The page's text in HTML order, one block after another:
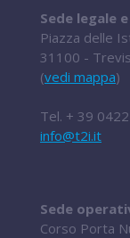
Sede legale
Piazza delle
31100 -
(vedi mappa)
Tel. + 39
info@t2i.it
Sede
Corso Porta